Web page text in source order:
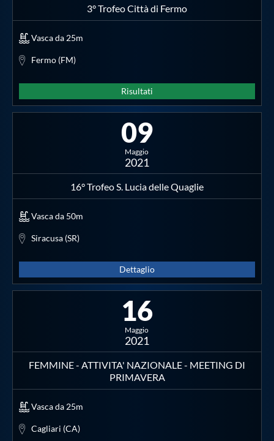
3° Trofeo Città di Fermo
Vasca da 25m
Fermo (FM)
Risultati
09
Maggio
2021
16° Trofeo S. Lucia delle Quaglie
Vasca da 50m
Siracusa (SR)
Dettaglio
16
Maggio
2021
FEMMINE - ATTIVITA' NAZIONALE - MEETING DI
PRIMAVERA
Vasca da 25m
Cagliari (CA)